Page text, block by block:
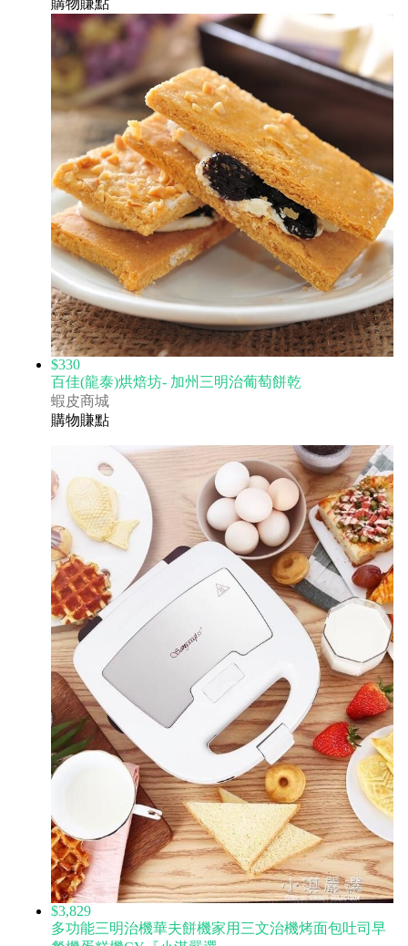
購物賺點
$330
百佳(龍泰)烘焙坊- 加州三明治葡萄餅乾
蝦皮商城
購物賺點
$3,829
多功能三明治機華夫餅機家用三文治機烤面包吐司早